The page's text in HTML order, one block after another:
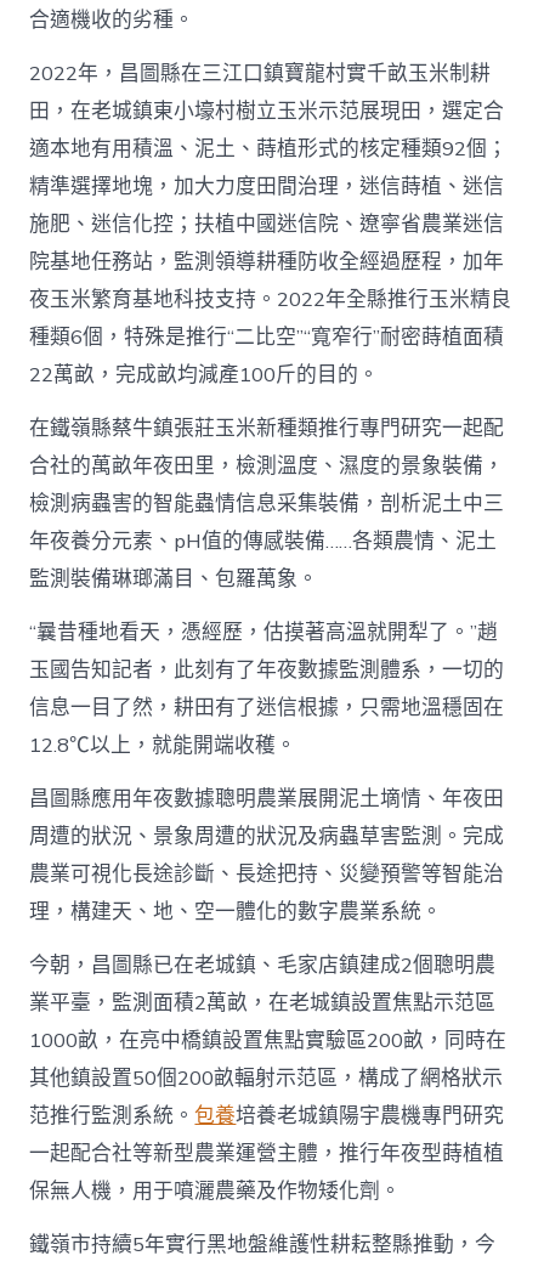
合適機收的劣種。
2022年，昌圖縣在三江口鎮寶龍村實千畝玉米制耕
田，在老城鎮東小壕村樹立玉米示范展現田，選定合
適本地有用積溫、泥土、蒔植形式的核定種類92個；
精準選擇地塊，加大力度田間治理，迷信蒔植、迷信
施肥、迷信化控；扶植中國迷信院、遼寧省農業迷信
院基地任務站，監測領導耕種防收全經過歷程，加年
夜玉米繁育基地科技支持。2022年全縣推行玉米精良
種類6個，特殊是推行“二比空”“寬窄行”耐密蒔植面積
22萬畝，完成畝均減產100斤的目的。
在鐵嶺縣蔡牛鎮張莊玉米新種類推行專門研究一起配
合社的萬畝年夜田里，檢測溫度、濕度的景象裝備，
檢測病蟲害的智能蟲情信息采集裝備，剖析泥土中三
年夜養分元素、pH值的傳感裝備……各類農情、泥土
監測裝備琳瑯滿目、包羅萬象。
“曩昔種地看天，憑經歷，估摸著高溫就開犁了。”趙
玉國告知記者，此刻有了年夜數據監測體系，一切的
信息一目了然，耕田有了迷信根據，只需地溫穩固在
12.8℃以上，就能開端收穫。
昌圖縣應用年夜數據聰明農業展開泥土墑情、年夜田
周遭的狀況、景象周遭的狀況及病蟲草害監測。完成
農業可視化長途診斷、長途把持、災變預警等智能治
理，構建天、地、空一體化的數字農業系統。
今朝，昌圖縣已在老城鎮、毛家店鎮建成2個聰明農
業平臺，監測面積2萬畝，在老城鎮設置焦點示范區
1000畝，在亮中橋鎮設置焦點實驗區200畝，同時在
其他鎮設置50個200畝輻射示范區，構成了網格狀示
范推行監測系統。包養培養老城鎮陽宇農機專門研究
一起配合社等新型農業運營主體，推行年夜型蒔植植
保無人機，用于噴灑農藥及作物矮化劑。
鐵嶺市持續5年實行黑地盤維護性耕耘整縣推動，今